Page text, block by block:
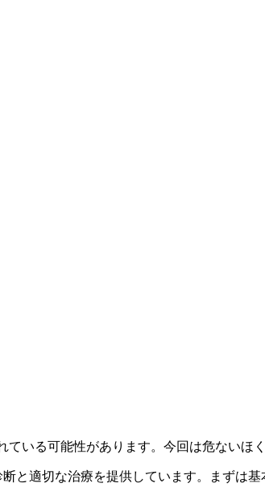
いる可能性があります。今回は危ないほ
適切な治療を提供しています。まずは基